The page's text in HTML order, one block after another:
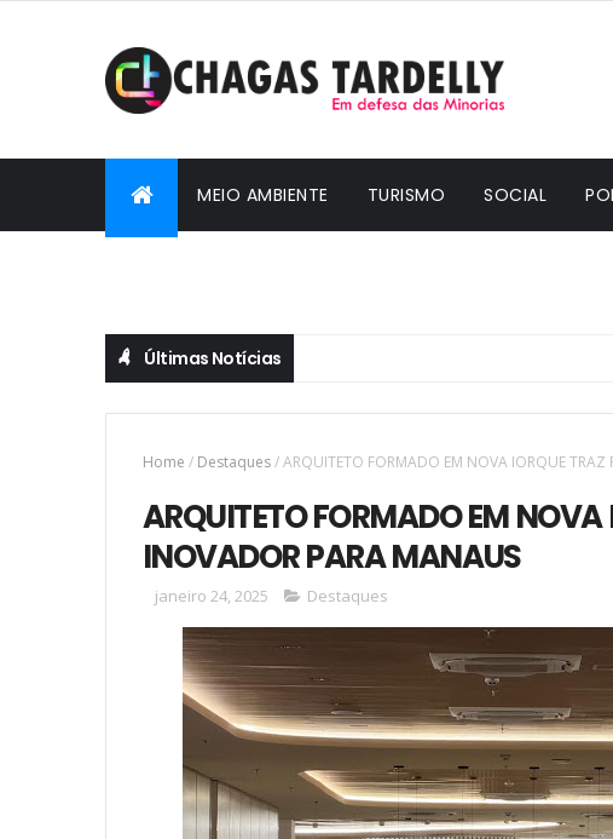
MEIO AMBIENTE TURISMO SOCIAL
Últimas Notícias
Home / Destaques/ARQUITETO FORMADO EM NOVA IORQUE TRAZ
ARQUITETO FORMADO EM NOVA
INOVADOR PARA MANAUS
janeiro 24, 2025 Destaques